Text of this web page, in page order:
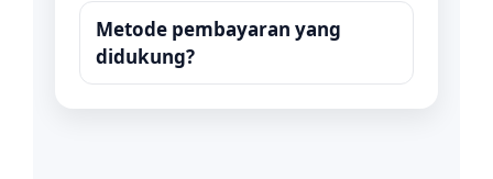
Metode pembayaran yang
didukung?